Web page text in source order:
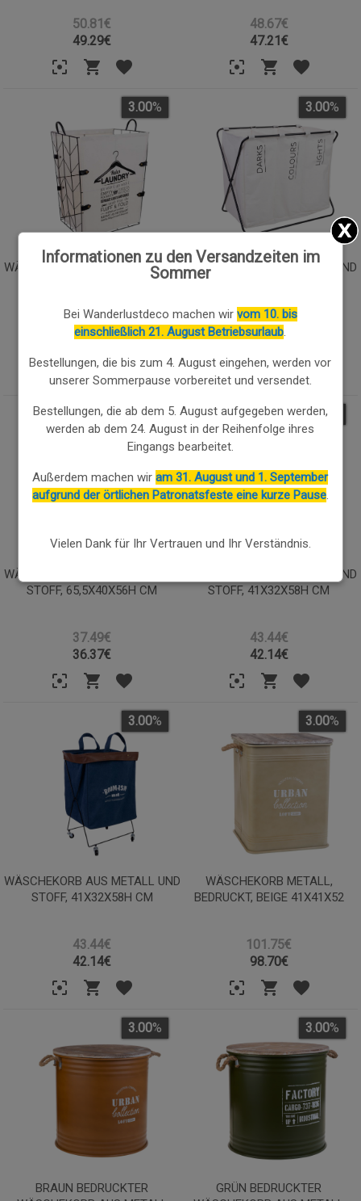
50.81€
49.29€
48.67€
47.21€
WÄSCHEKORB AUS METALL UND
43.67€
3.00%
WÄSCHEKORB AUS METALL UND
STOFF, 65,5X40X56H CM
37.49€
3.00%
WÄSCHEKORB AUS METALL UND
STOFF, 65,5X40X56H CM
37.49€
3.00%
36.37€
WÄSCHEKORB AUS METALL UND
STOFF, 41X32X58H CM
43.44€
3.00
42.14€
WÄSCHEKORB AUS METALL UND
STOFF, 41X32X58H CM
43.44€
3.00%
42.14€
WÄSCHEKORB METALL,
BEDRUCKT, BEIGE 41X41X52
101.75€
3.00%
98.70€
BRAUN BEDRUCKTER
3.00%
GRÜN BEDRUCKTER
3.00%
Informationen zu den Versandzeiten im
Sommer
Bei Wanderlustdeco machen wir vom 10. bis
einschließlich 21. August Betriebsurlaub.
Bestellungen, die bis zum 4. August eingehen, werden vor
unserer Sommerpause vorbereitet und versendet.
Bestellungen, die ab dem 5. August aufgegeben werden,
werden ab dem 24. August in der Reihenfolge ihres
Eingangs bearbeitet.
Außerdem machen wiram 31. August und 1. September
aufgrund der örtlichen Patronatsfeste eine kurze Pause.
Vielen Dank für Ihr Vertrauen und Ihr Verständnis.